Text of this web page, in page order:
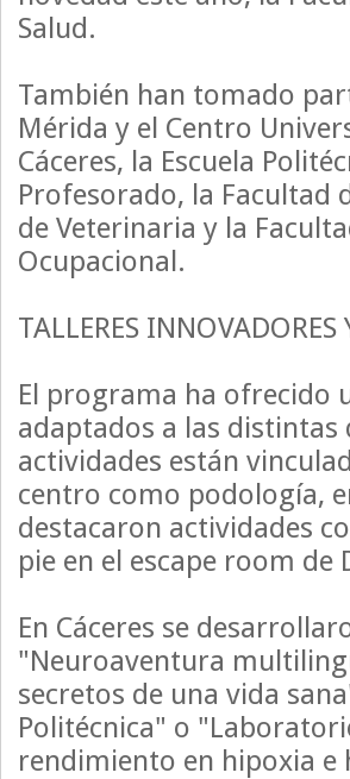
Salud.
También han tomado
Mérida y el Centro
Cáceres, la Escuela
Profesorado, la Facultad
de Veterinaria y la
Ocupacional.
TALLERES INNOVADORES
El programa ha ofrecido
adaptados a las distintas
actividades están
centro como podología,
destacaron actividades
pie en el escape room de
En Cáceres se
"Neuroaventura
secretos de una vida
Politécnica" o
rendimiento en hipoxia e